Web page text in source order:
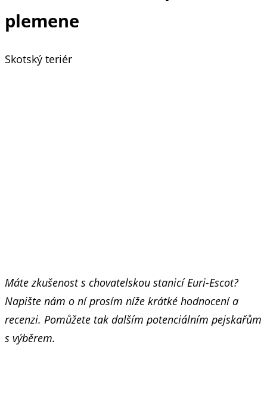
plemene
Skotský teriér
Máte zkušenost s chovatelskou stanicí Euri-Escot?
Napište nám o ní prosím níže krátké hodnocení a
recenzi. Pomůžete tak dalším potenciálním pejskařům
s výběrem.